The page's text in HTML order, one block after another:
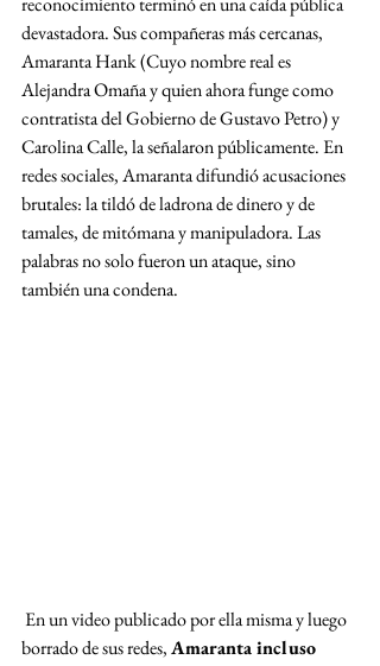
devastadora. Sus compañeras más cercanas,
Amaranta Hank (Cuyo nombre real es
Alejandra Omaña y quien ahora funge como
contratista del Gobierno de Gustavo Petro) y
Carolina Calle, la señalaron públicamente. En
redes sociales, Amaranta difundió acusaciones
brutales: la tildó de ladrona de dinero y de
tamales, de mitómana y manipuladora. Las
palabras no solo fueron un ataque, sino
también una condena.
En un video publicado por ella misma y luego
borrado de sus redes, Amaranta incluso